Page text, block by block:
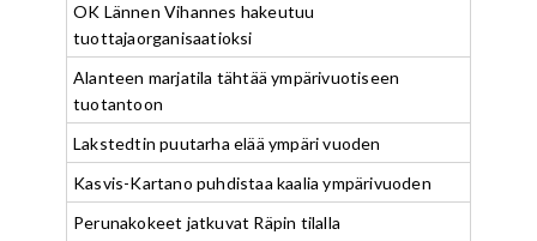
OK Lännen Vihannes hakeutuu
tuottajaorganisaatioksi
Alanteen marjatila tähtää ympärivuotiseen
tuotantoon
Lakstedtin puutarha elää ympäri vuoden
Kasvis-Kartano puhdistaa kaalia ympärivuoden
Perunakokeet jatkuvat Räpin tilalla